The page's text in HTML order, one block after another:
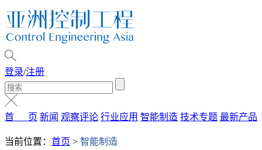
登录/注册
首 页 新闻 观察评论 行业应用 智能制造 技术专题 最新产品
当前位置： 首页 > 智能制造